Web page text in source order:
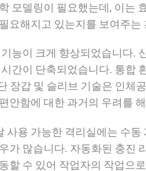
모델링이 필요했는데, 이는
요해지고 있는지를 보여주는
능이 크게 향상되었습니다.
간이 단축되었습니다. 통합
장갑 및 슬리브 기술은 인체
안함에 대한 과거의 우려를
사용 가능한 격리실에는 수
가 많습니다. 자동화된 충진
할 수 있어 작업자의 작업으